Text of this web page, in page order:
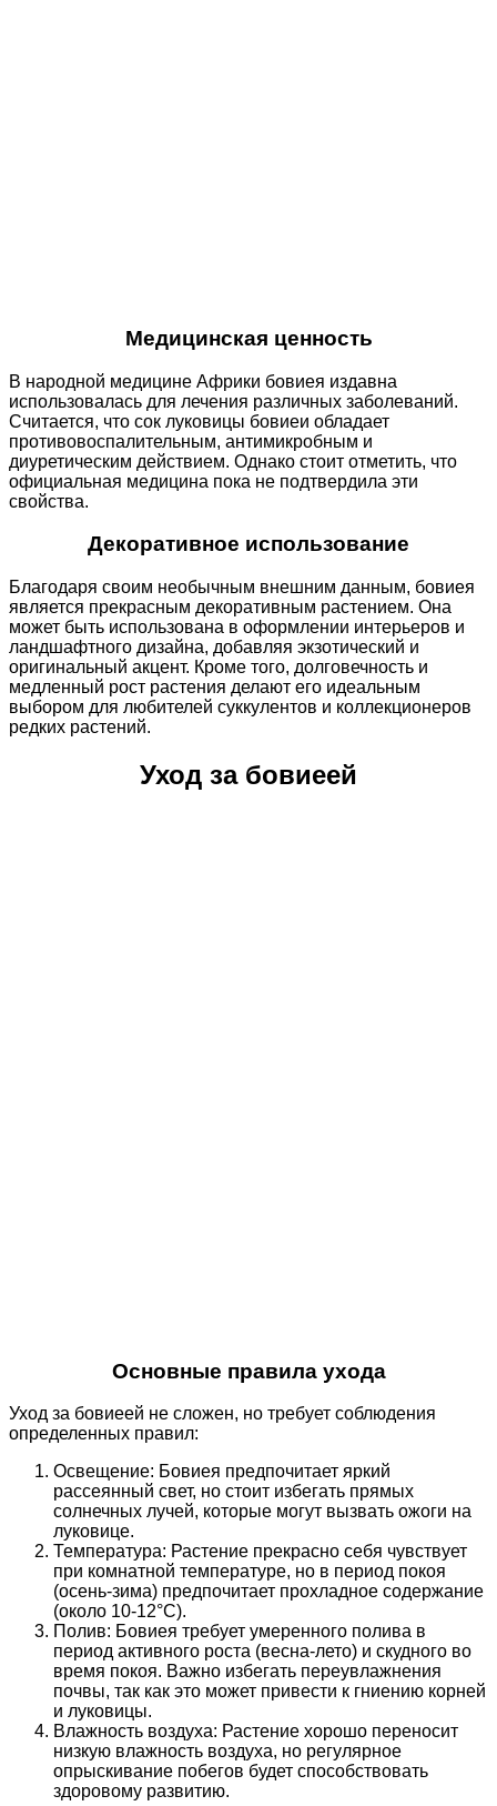
Медицинская ценность
В народной медицине Африки бовиея издавна
использовалась для лечения различных заболеваний.
Считается, что сок луковицы бовиеи обладает
противовоспалительным, антимикробным и
диуретическим действием. Однако стоит отметить, что
официальная медицина пока не подтвердила эти
свойства.
Декоративное использование
Благодаря своим необычным внешним данным, бовиея
является прекрасным декоративным растением. Она
может быть использована в оформлении интерьеров и
ландшафтного дизайна, добавляя экзотический и
оригинальный акцент. Кроме того, долговечность и
медленный рост растения делают его идеальным
выбором для любителей суккулентов и коллекционеров
редких растений.
Уход за бовиеей
Основные правила ухода
Уход за бовиеей не сложен, но требует соблюдения
определенных правил:
Освещение: Бовиея предпочитает яркий
рассеянный свет, но стоит избегать прямых
солнечных лучей, которые могут вызвать ожоги на
луковице.
Температура: Растение прекрасно себя чувствует
при комнатной температуре, но в период покоя
(осень-зима) предпочитает прохладное содержание
(около 10-12°C).
Полив: Бовиея требует умеренного полива в
период активного роста (весна-лето) и скудного во
время покоя. Важно избегать переувлажнения
почвы, так как это может привести к гниению корней
и луковицы.
Влажность воздуха: Растение хорошо переносит
низкую влажность воздуха, но регулярное
опрыскивание побегов будет способствовать
здоровому развитию.